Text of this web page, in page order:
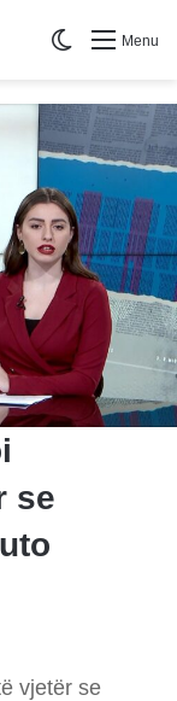
Menu
Switch skin
se
vjetër se